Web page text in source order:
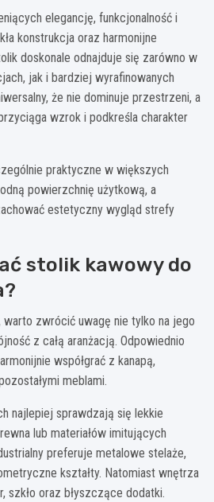
elegancję, funkcjonalność i
konstrukcja oraz harmonijne
doskonale odnajduje się zarówno w
jak i bardziej wyrafinowanych
że nie dominuje przestrzeni, a
wzrok i podkreśla charakter
praktyczne w większych
powierzchnię użytkową, a
estetyczny wygląd strefy
stolik kawowy do
zwrócić uwagę nie tylko na jego
z całą aranżacją. Odpowiednio
współgrać z kanapą,
meblami.
najlepiej sprawdzają się lekkie
lub materiałów imitujących
preferuje metalowe stelaże,
kształty. Natomiast wnętrza
szkło oraz błyszczące dodatki.